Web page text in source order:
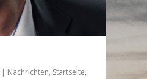
| Nachrichten, Startseite,